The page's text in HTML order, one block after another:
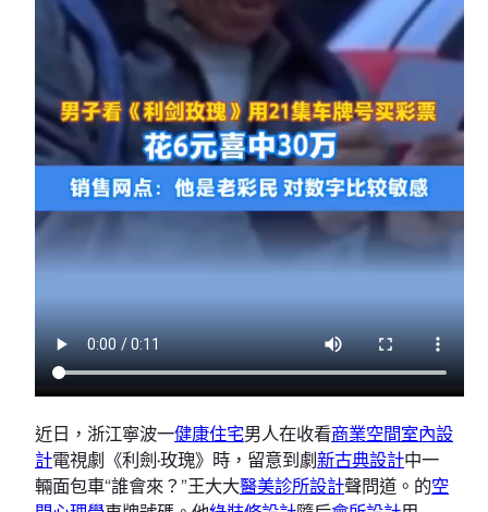
近日，浙江寧波一健康住宅男人在收看商業空間室內設
計電視劇《利劍·玫瑰》時，留意到劇新古典設計中一
輛面包車“誰會來？”王大大醫美診所設計聲問道。的空